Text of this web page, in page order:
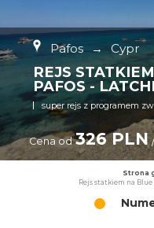
Pafos → Cypr
REJS
PAFOS -
super rejs z programem
Cena od 326 PLN
Strona
Rejs statkiem na Blue